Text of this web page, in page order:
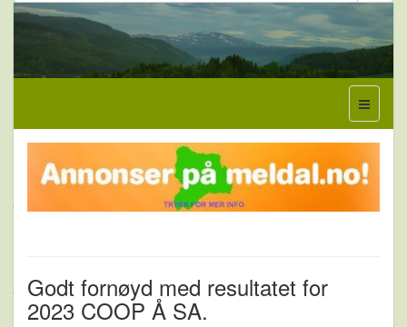
Godt fornøyd med resultatet for
2023 COOP Å SA.